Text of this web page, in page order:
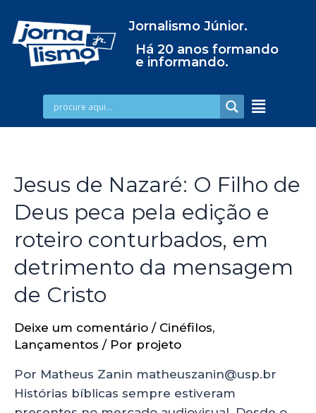
Jornalismo Júnior.
Há 20 anos formando
e informando.
Jesus de Nazaré: O Filho de
Deus peca pela edição e
roteiro conturbados, em
detrimento da mensagem
de Cristo
Deixe um comentário / Cinéfilos,
Lançamentos / Por projeto
Por Matheus Zanin matheuszanin@usp.br
Histórias bíblicas sempre estiveram